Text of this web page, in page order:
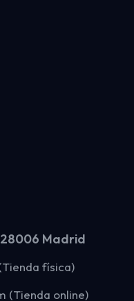
28006 Madrid
física)
(Tienda online)